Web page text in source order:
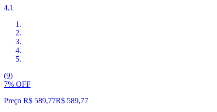
4.1
(9)
7% OFF
Preço R$ 589,77R$ 589,77